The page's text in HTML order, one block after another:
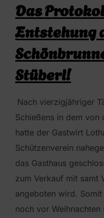
Das
Entstehung
Stüberl!
Nach vierzigjähriger
Schießens in dem von
hatte der Gastwirt
Schützenverein
das Gasthaus
zum Verkauf mit samt
angeboten wird.
noch vor Weihnachten